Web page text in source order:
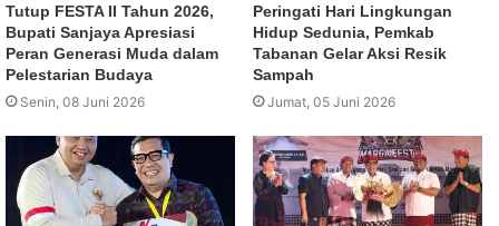
Tutup FESTA II Tahun 2026,
Bupati Sanjaya Apresiasi
Peran Generasi Muda dalam
Pelestarian Budaya
Senin, 08 Juni 2026
Peringati Hari Lingkungan
Hidup Sedunia, Pemkab
Tabanan Gelar Aksi Resik
Sampah
Jumat, 05 Juni 2026